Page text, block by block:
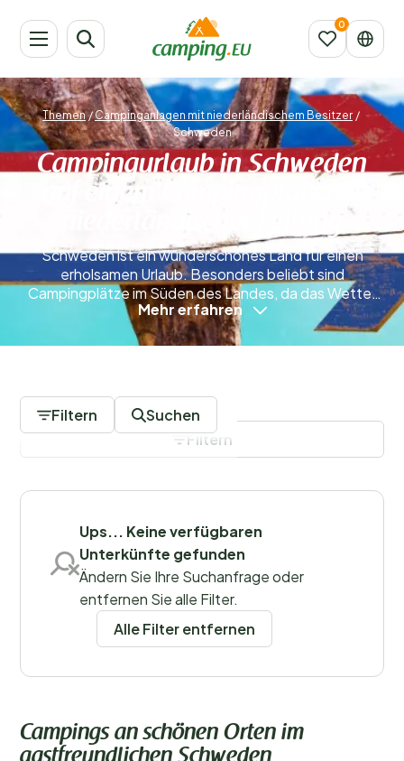
Themen /Campinganlagen mit niederländischem Besitzer /
Schweden
Campingurlaub in Schweden
auf einem Campingplatz mit
niederländischer Leitung
Schweden ist ein wunderschönes Land für einen
erholsamen Urlaub. Besonders beliebt sind
Campingplätze im Süden des Landes, da das Wetter
dort im Sommer oft besonders angenehm ist. Wer
weiter in den Norden reist, trifft auf deutlich kühlere
Temperaturen – in den nördlichsten Regionen liegt
Möglichkeiten, die abwechslungsreiche Landschaft zu
genießen.
Mehr erfahren
Filtern Suchen
Regionen
Filtern
Ups... Keine verfügbaren
Unterkünfte gefunden
Ändern Sie Ihre Suchanfrage oder
entfernen Sie alle Filter.
Alle Filter entfernen
Campings an schönen Orten im